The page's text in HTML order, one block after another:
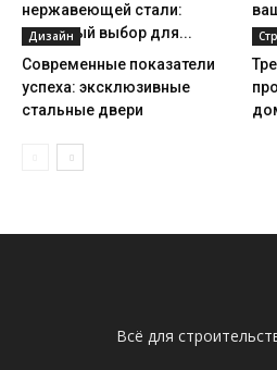
нержавеющей стали:
отличный выбор для...
Дизайн
Современные показатели
успеха: эксклюзивные
стальные двери
Всё для